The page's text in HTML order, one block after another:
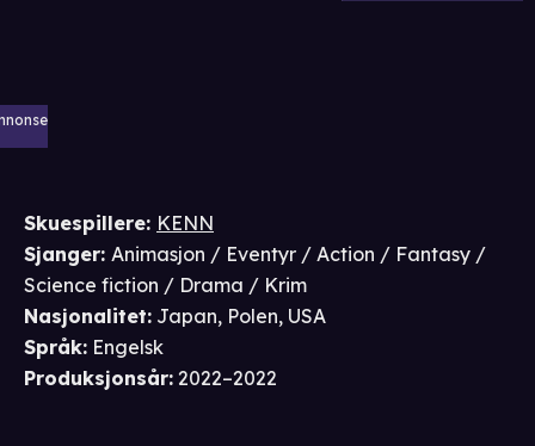
Skuespillere: KENN
Sjanger: Animasjon / Eventyr / Action / Fantasy /
Science fiction / Drama / Krim
Nasjonalitet: Japan, Polen, USA
Språk: Engelsk
Produksjonsår: 2022–2022